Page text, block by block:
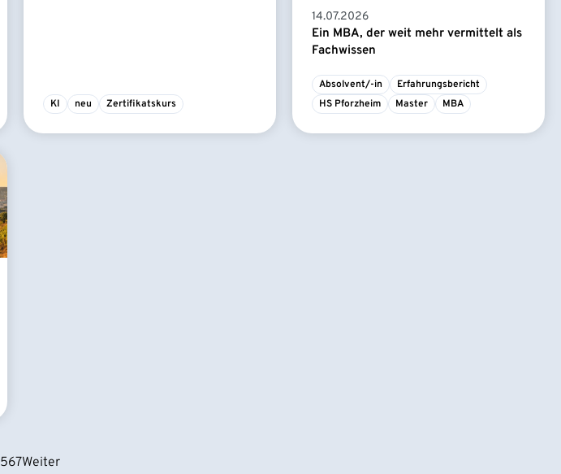
KI neu Zertifikatskurs
14.07.2026
Ein MBA, der weit mehr vermittelt als
Fachwissen
Absolvent/-in
Erfahrungsbericht
HS Pforzheim
Master MBA
567Weiter